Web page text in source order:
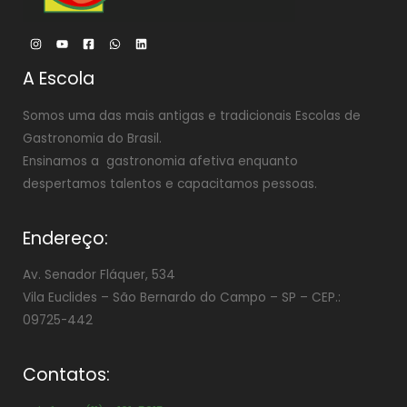
A Escola
Somos uma das mais antigas e tradicionais Escolas de
Gastronomia do Brasil.
Ensinamos a gastronomia afetiva enquanto
despertamos talentos e capacitamos pessoas.
Endereço:
Av. Senador Fláquer, 534
Vila Euclides – São Bernardo do Campo – SP – CEP.:
09725-442
Contatos: